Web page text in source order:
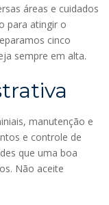
áreas e cuidados
para atingir o
cinco
sempre em alta.
manutenção e
e controle de
que uma boa
Não aceite